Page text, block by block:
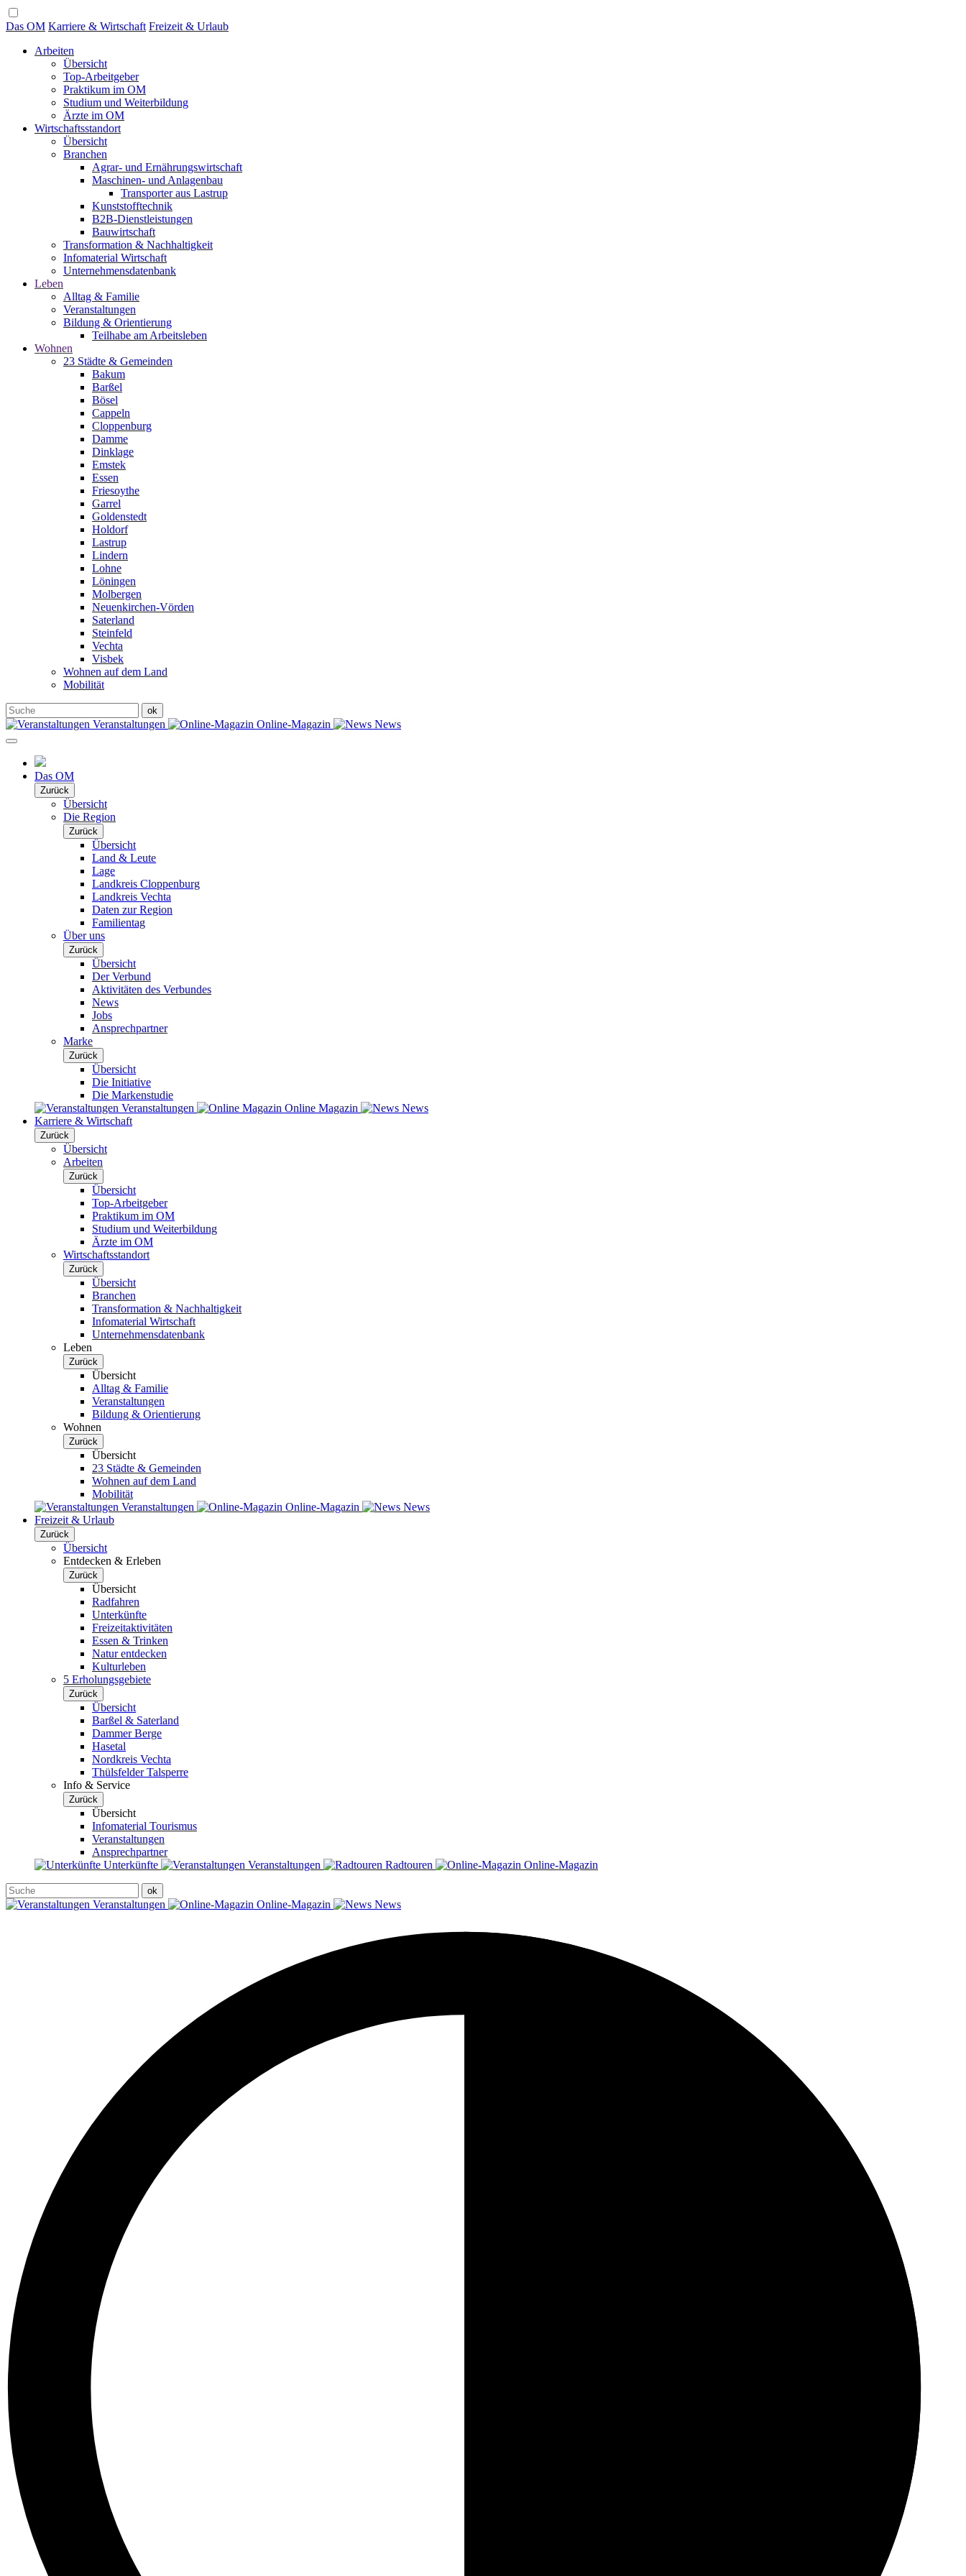
Das OM Karriere & Wirtschaft Freizeit & Urlaub
Arbeiten
Übersicht
Top-Arbeitgeber
Praktikum im OM
Studium und Weiterbildung
Ärzte im OM
Wirtschaftsstandort
Übersicht
Branchen
Agrar- und Ernährungswirtschaft
Maschinen- und Anlagenbau
Transporter aus Lastrup
Kunststofftechnik
B2B-Dienstleistungen
Bauwirtschaft
Transformation & Nachhaltigkeit
Infomaterial Wirtschaft
Unternehmensdatenbank
Leben
Alltag & Familie
Veranstaltungen
Bildung & Orientierung
Teilhabe am Arbeitsleben
Wohnen
23 Städte & Gemeinden
Bakum
Barßel
Bösel
Cappeln
Cloppenburg
Damme
Dinklage
Emstek
Essen
Friesoythe
Garrel
Goldenstedt
Holdorf
Lastrup
Lindern
Lohne
Löningen
Molbergen
Neuenkirchen-Vörden
Saterland
Steinfeld
Vechta
Visbek
Wohnen auf dem Land
Mobilität
Veranstaltungen Online-Magazin News
Das OM
Zurück
Übersicht
Die Region
Zurück
Übersicht
Land & Leute
Lage
Landkreis Cloppenburg
Landkreis Vechta
Daten zur Region
Familientag
Über uns
Zurück
Übersicht
Der Verbund
Aktivitäten des Verbundes
News
Jobs
Ansprechpartner
Marke
Zurück
Übersicht
Die Initiative
Die Markenstudie
Veranstaltungen
Online Magazin
News
Karriere & Wirtschaft
Zurück
Übersicht
Arbeiten
Zurück
Übersicht
Top-Arbeitgeber
Praktikum im OM
Studium und Weiterbildung
Ärzte im OM
Wirtschaftsstandort
Zurück
Übersicht
Branchen
Transformation & Nachhaltigkeit
Infomaterial Wirtschaft
Unternehmensdatenbank
Leben
Zurück
Übersicht
Alltag & Familie
Veranstaltungen
Bildung & Orientierung
Wohnen
Zurück
Übersicht
23 Städte & Gemeinden
Wohnen auf dem Land
Mobilität
Veranstaltungen
Online-Magazin
News
Freizeit & Urlaub
Zurück
Übersicht
Entdecken & Erleben
Zurück
Übersicht
Radfahren
Unterkünfte
Freizeitaktivitäten
Essen & Trinken
Natur entdecken
Kulturleben
5 Erholungsgebiete
Zurück
Übersicht
Barßel & Saterland
Dammer Berge
Hasetal
Nordkreis Vechta
Thülsfelder Talsperre
Info & Service
Zurück
Übersicht
Infomaterial Tourismus
Veranstaltungen
Ansprechpartner
Unterkünfte
Veranstaltungen Radtouren Online-Magazin
Veranstaltungen Online-Magazin News